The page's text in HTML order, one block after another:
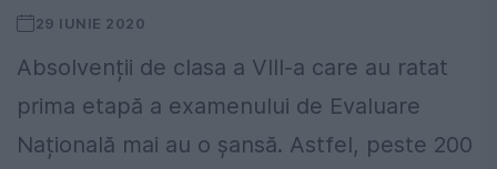
29 IUNIE 2020
Absolvenții de clasa a VIII-a care au ratat
prima etapă a examenului de Evaluare
Națională mai au o șansă. Astfel, peste 200